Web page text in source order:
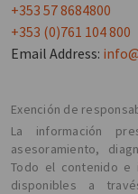
+353 57 8684800
+353 (0)761 104 800
Email Address:
Exención de
La información
asesoramiento,
Todo el contenido
disponibles a